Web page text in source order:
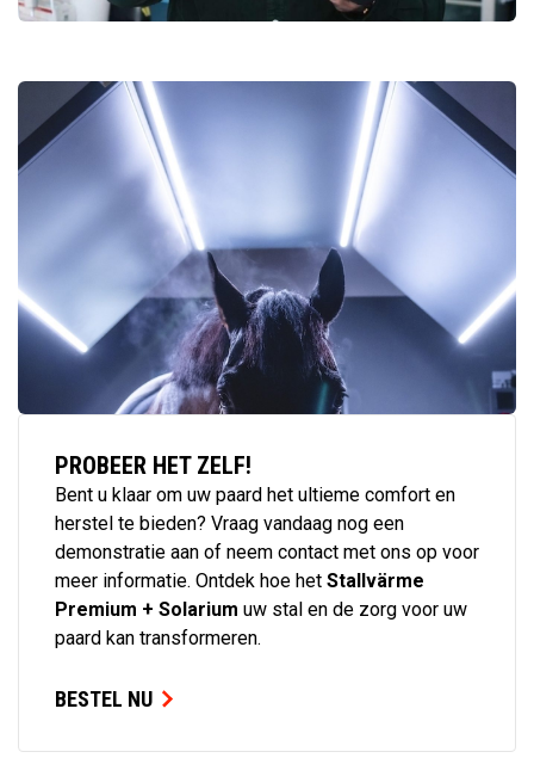
PROBEER HET ZELF!
Bent u klaar om uw paard het ultieme comfort en
herstel te bieden? Vraag vandaag nog een
demonstratie aan of neem contact met ons op voor
meer informatie. Ontdek hoe het Stallvärme
Premium + Solarium uw stal en de zorg voor uw
paard kan transformeren.
BESTEL NU